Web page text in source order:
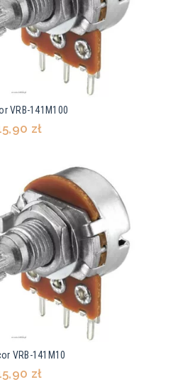
VRB-141M100
zł
VRB-141M10
zł